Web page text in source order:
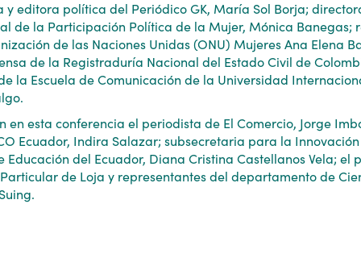
y editora política del Periódico GK, María Sol Borja;
de la Participación Política de la Mujer, Mónica Banegas;
de las Naciones Unidas (ONU) Mujeres Ana Elena
de la Registraduría Nacional del Estado Civil de
la Escuela de Comunicación de la Universidad
en esta conferencia el periodista de El Comercio, Jorge
Ecuador, Indira Salazar; subsecretaria para la
Educación del Ecuador, Diana Cristina Castellanos Vela; el
de Loja y representantes del departamento de